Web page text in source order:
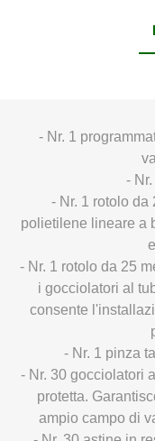
- Nr. 1
-
- Nr. 1 rotolo da
polietilene lineare a
- Nr. 1 rotolo da 25
i gocciolatori al
consente
- Nr. 1 pinza
- Nr. 30 gocciolatori
protetta.
ampio campo di